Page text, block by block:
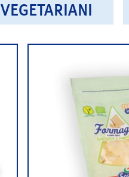
VEGETARIANI